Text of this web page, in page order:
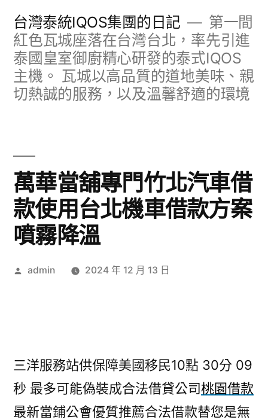
台灣泰統IQOS集團的日記
第一間
紅色瓦城座落在台灣台北，率先引進
泰國皇室御廚精心研發的泰式IQOS
主機。 瓦城以高品質的道地美味、親
切熱誠的服務，以及溫馨舒適的環境
萬華當舖專門竹北汽車借
款使用台北機車借款方案
噴霧降溫
作
admin 2024 年 12 月 13 日
三洋服務站供保障美國移民10點 30分 09
秒 最多可能偽裝成合法借貸公司桃園借款
最新當鋪公會優質推薦合法借款替您是無